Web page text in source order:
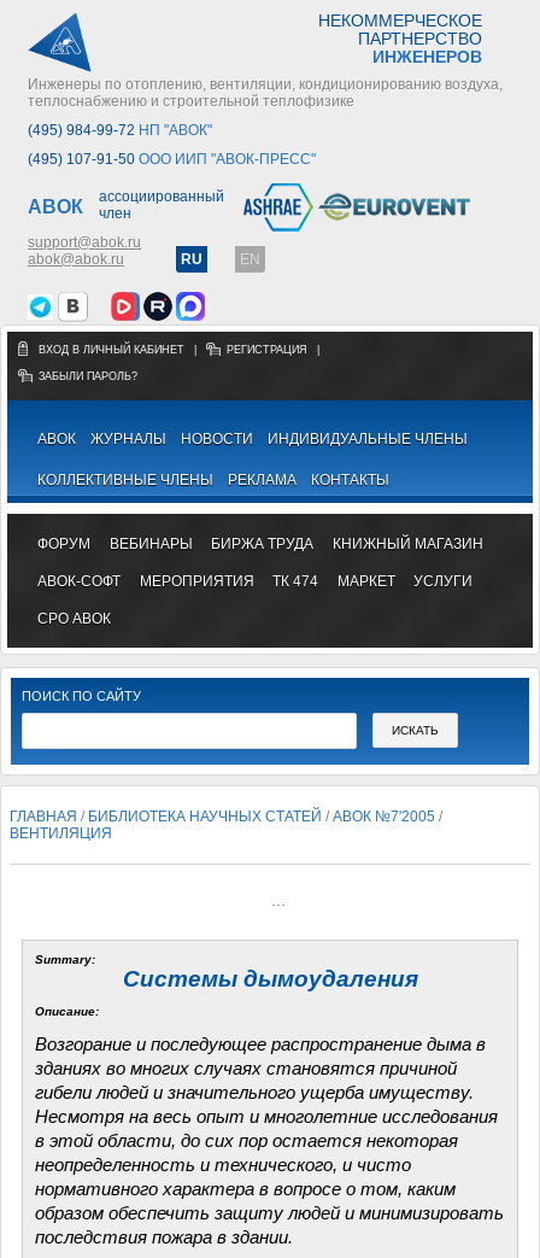
НЕКОММЕРЧЕСКОЕ
ПАРТНЕРСТВО
ИНЖЕНЕРОВ
Инженеры по отоплению, вентиляции, кондиционированию воздуха,
теплоснабжению и строительной теплофизике
(495) 984-99-72 НП "АВОК"
(495) 107-91-50 ООО ИИП "АВОК-ПРЕСС"
АВОК
ассоциированный
член
support@abok.ru
abok@abok.ru
RU EN
ВХОД В ЛИЧНЫЙ КАБИНЕТ РЕГИСТРАЦИЯ
ЗАБЫЛИ ПАРОЛЬ?
АВОК ЖУРНАЛЫ НОВОСТИ ИНДИВИДУАЛЬНЫЕ ЧЛЕНЫ
КОЛЛЕКТИВНЫЕ ЧЛЕНЫ РЕКЛАМА КОНТАКТЫ
ФОРУМ ВЕБИНАРЫ БИРЖА ТРУДА КНИЖНЫЙ МАГАЗИН
АВОК-СОФТ МЕРОПРИЯТИЯ ТК 474 МАРКЕТ УСЛУГИ
СРО АВОК
ПОИСК ПО САЙТУ
ГЛАВНАЯ / БИБЛИОТЕКА НАУЧНЫХ СТАТЕЙ /АВОК №7'2005 /
ВЕНТИЛЯЦИЯ
Summary:
Системы дымоудаления
Описание:
Возгорание и последующее распространение дыма в
зданиях во многих случаях становятся причиной
гибели людей и значительного ущерба имуществу.
Несмотря на весь опыт и многолетние исследования
в этой области, до сих пор остается некоторая
неопределенность и технического, и чисто
нормативного характера в вопросе о том, каким
образом обеспечить защиту людей и минимизировать
последствия пожара в здании.